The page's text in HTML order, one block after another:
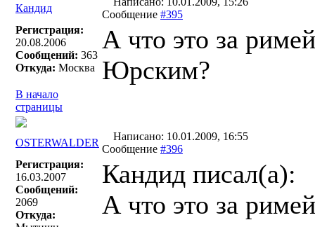
Кандид
Сообщение #395
Регистрация:
20.08.2006
Сообщений: 363
Откуда: Москва
А что это за
Юрским?
В начало
страницы
OSTERWALDER
Написано: 10.01.2009, 16:55
Сообщение #396
Регистрация:
16.03.2007
Сообщений:
2069
Откуда:
Кандид писал(a):
А что это за